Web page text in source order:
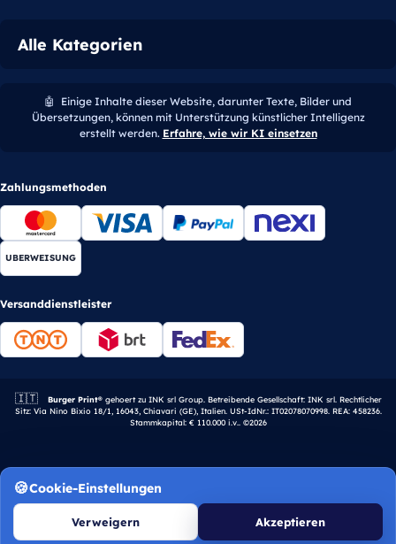
Alle Kategorien
🤖
Einige Inhalte dieser Website, darunter Texte, Bilder und
Übersetzungen, können mit Unterstützung künstlicher Intelligenz
erstellt werden. Erfahre, wie wir KI einsetzen
Zahlungsmethoden
UBERWEISUNG
Versanddienstleister
🇮🇹 Italienisches Unternehmen.
Burger Print®gehoert zu INK srl Group. Betreibende Gesellschaft: INK srl. Rechtlicher
Sitz: Via Nino Bixio 18/1, 16043, Chiavari (GE), Italien. USt-IdNr.: IT02078070998. REA: 458236.
Stammkapital: € 110.000 i.v.. ©2026
Cookie-Einstellungen
Verweigern Akzeptieren